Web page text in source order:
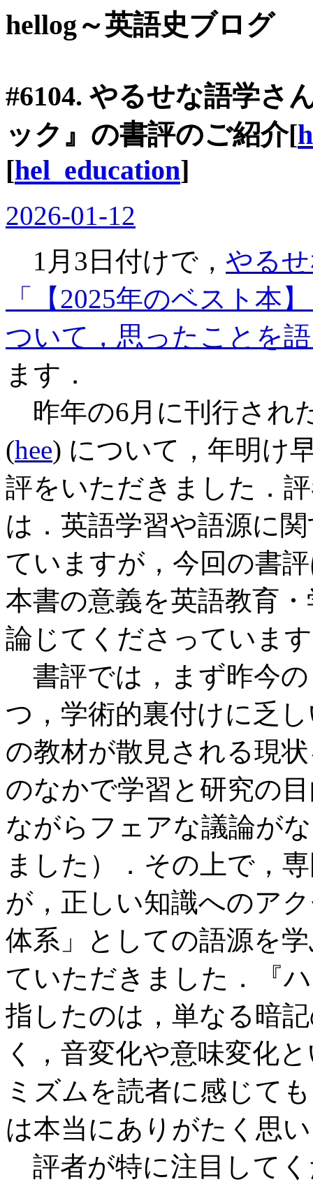
hellog～英語史ブログ
#6104. やるせな語学さ
ック』の書評のご紹介[
[hel_education]
2026-01-12
1月3日付けで， やる
「【2025年のベスト本
ついて，思ったことを
ます．
昨年の6月に刊行され
(hee) について，年明け
評をいただきました．
は．英語学習や語源に
ていますが，今回の書
本書の意義を英語教育
論じてくださっていま
書評では，まず昨今
つ，学術的裏付けに乏
の教材が散見される現
のなかで学習と研究の
ながらフェアな議論が
ました）．その上で，
が，正しい知識へのア
体系」としての語源を
ていただきました．『
指したのは，単なる暗
く，音変化や意味変化
ミズムを読者に感じて
は本当にありがたく思
評者が特に注目してく